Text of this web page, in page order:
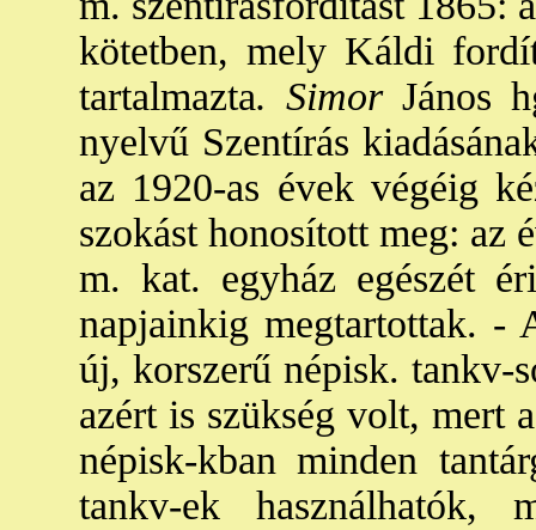
kötetben, mely Káldi
tartalmazta. SimorJános
nyelvű Szentírás
az 1920-as évek végéig
szokást honosított meg: az
m. kat. egyház egészét
napjainkig megtartottak. -
új, korszerű népisk. tankv-
azért is szükség volt, mert
népisk-kban minden
tankv-ek